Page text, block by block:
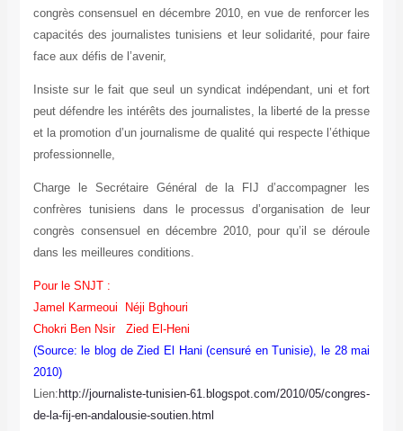
congrès consensuel en décembre 2010, en vue de renforcer les
capacités des journalistes tunisiens et leur solidarité, pour faire
face aux défis de l’avenir,
Insiste sur le fait que seul un syndicat indépendant, uni et fort
peut défendre les intérêts des journalistes, la liberté de la presse
et la promotion d’un journalisme de qualité qui respecte l’éthique
professionnelle,
Charge le Secrétaire Général de la FIJ d’accompagner les
confrères tunisiens dans le processus d’organisation de leur
congrès consensuel en décembre 2010, pour qu’il se déroule
dans les meilleures conditions.
Pour le SNJT :
Jamel Karmeoui Néji Bghouri
Chokri Ben Nsir Zied El-Heni
(Source: le blog de Zied El Hani (censuré en Tunisie), le 28 mai
2010)
Lien: http://journaliste-tunisien-61.blogspot.com/2010/05/congres-
de-la-fij-en-andalousie-soutien.html